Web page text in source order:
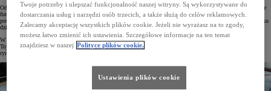
Od 1 kwietnia 2022 roku mająca swoją siedzibę w Warszawie Toyota Central Europe (TCE) ściśle koordynuje
funkcjonowanie marek Toyota i Lexus w Polsce, Czechach, na Słowacji i Węgrzech. Najlepszym
potwierdzeniem jej efektywności są wyniki sprzedaży aut osobowych i użytkowych w pierwszym pełnym roku
działalności. W obu kategoriach TCE jest europejskim liderem koncernu.
W 2023 roku w Polsce, Czechach, na Słowacji i Węgrzech sprzedano łącznie 152 822 samochody osobowe
Toyoty. Stanowi to blisko 14% wszystkich sprzedanych aut przez markę w Europie. Drugim największym
rynkiem jest Wielka Brytania (131 109 egz.), trzecią pozycję zajmuje Francja (127 045 egz.).
Twoje potrzeby i ulepszać funkcjonalność naszej witryny. Są wykorzystywane do
dostarczania usług i narzędzi osób trzecich, a także służą do celów reklamowych.
Zalecamy akceptację wszystkich plików cookie. Jeżeli nie wyrażasz na to zgody,
możesz łatwo zmienić ich ustawienia. Szczegółowe informacje na ten temat
znajdziesz w naszej Polityce plików cookie.
Ustawienia plików cookie